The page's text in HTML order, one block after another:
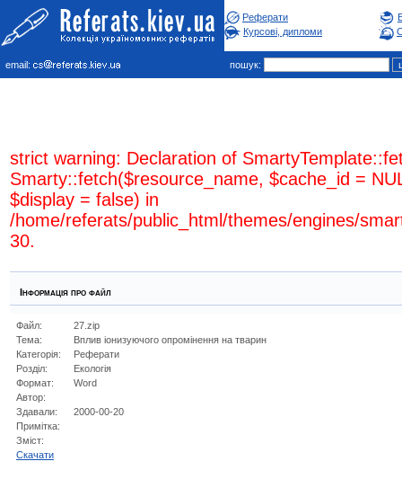
Реферати
Курсові, дипломи
email: пошук:
strict warning: Declaration of
Smarty::fetch($resource_name, $cache_id =
$display = false) in
/home/referats/public_html/themes/engines/
30.
Інформація про файл
Файл:
27.zip
Тема:
Вплив іонизуючого опромінення на тварин
Категорія:
Реферати
Розділ:
Екологiя
Формат:
Word
Автор:
Здавали:
2000-00-20
Примітка:
Зміст:
Cкачати